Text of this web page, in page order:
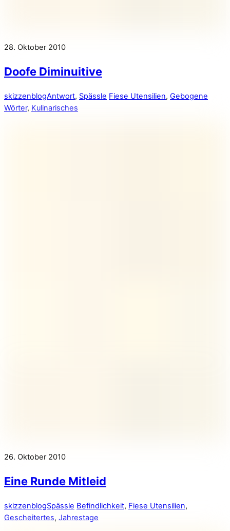
28. Oktober 2010
Doofe Diminuitive
skizzenblogAntwort, Spässle Fiese Utensilien, Gebogene
Wörter, Kulinarisches
26. Oktober 2010
Eine Runde Mitleid
skizzenblogSpässle Befindlichkeit, Fiese Utensilien,
Gescheitertes, Jahrestage